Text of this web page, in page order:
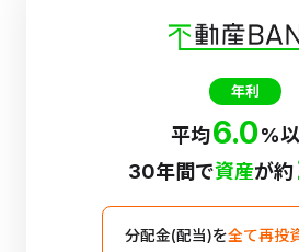
年利
平均6.0%
30年間で資産が約
分配金(配当)を全て再投